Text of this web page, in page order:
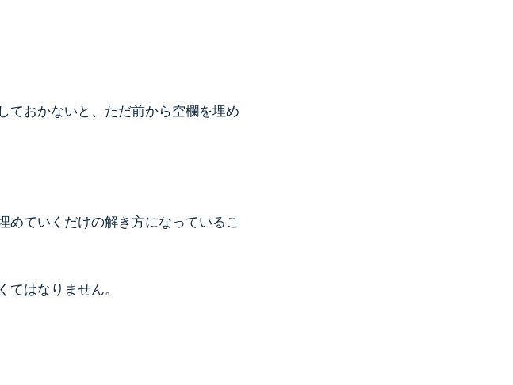
ておかないと、ただ前から空欄を埋め
めていくだけの解き方になっているこ
てはなりません。